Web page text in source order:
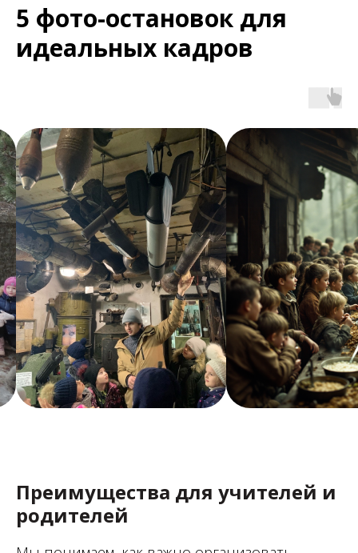
5 фото-остановок для
идеальных кадров
Преимущества для учителей и
родителей